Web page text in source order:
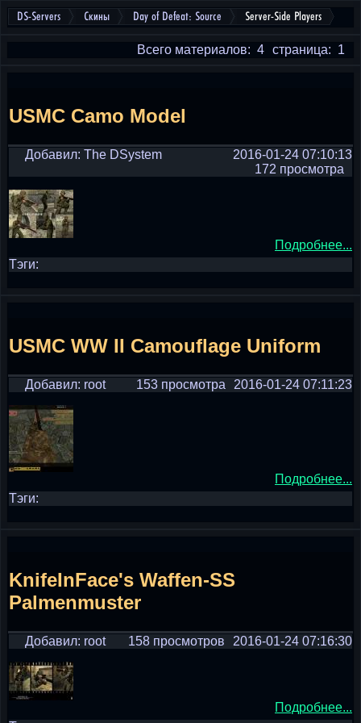
DS-Servers Скины Day of Defeat: Source Server-Side Players
страница: 1
Всего материалов: 4
USMC Camo Model
Добавил: The DSystem
2016-01-24 07:10:13
172 просмотра
Подробнее...
Тэги:
USMC WW II Camouflage Uniform
Добавил: root 2016-01-24 07:11:23
153 просмотра
Подробнее...
Тэги:
KnifeInFace's Waffen-SS
Palmenmuster
Добавил: root 2016-01-24 07:16:30
158 просмотров
Подробнее...